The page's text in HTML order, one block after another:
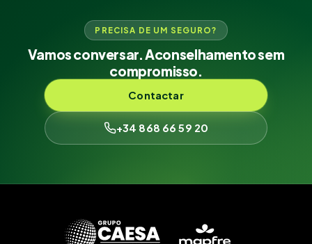
PRECISA DE UM SEGURO?
Vamos conversar. Aconselhamento sem
compromisso.
Contactar
+34 868 66 59 20